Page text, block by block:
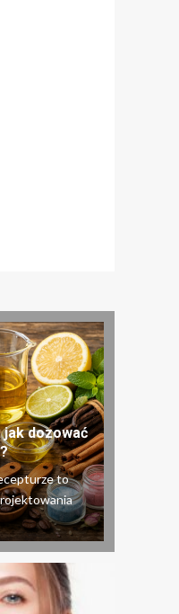
jak dozować
to